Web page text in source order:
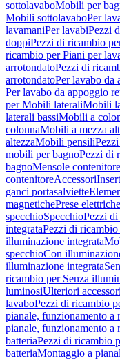
sottolavaboMobili per
Mobili sottolavaboPer
lavamaniPer lavabiPezzi
doppiPezzi di ricambio
ricambio per Piani per
arrotondatoPezzi di
arrotondatoPer lavabo da
Per lavabo da appoggio
per Mobili lateraliMobili
laterali bassiMobili a
colonnaMobili a mezza
altezzaMobili pensili
mobili per bagnoPezzi di
bagnoMensole contenitore
contenitoreAccessori
ganci portasalviette
magnetichePrese elettriche
specchioSpecchioPezzi
integrataPezzi di
illuminazione integrata
specchioCon
illuminazione integrata
ricambio per Senza
luminosiUlteriori accessori
lavaboPezzi di ricambio
pianale, funzionamento a
pianale, funzionamento a
batteriaPezzi di ricambio
batteriaMontaggio a